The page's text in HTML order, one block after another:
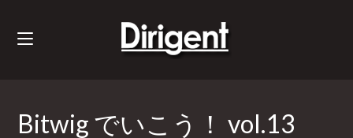
Bitwig でいこう！ vol.13